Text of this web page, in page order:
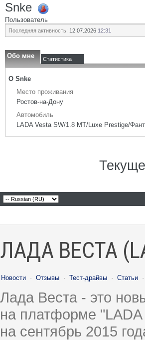
Snke
Пользователь
Последняя активность: 12.07.2026 12:31
Обо мне Статистика
О Snke
Место проживания
Ростов-на-Дону
Автомобиль
LADA Vesta SW/1.8 МТ/Luxe Prestige/
ЛАДА ВЕСТА
Новости · Отзывы · Тест-драйвы · Статьи ·
Лада Веста - это
на платформе
на сентябрь 2015